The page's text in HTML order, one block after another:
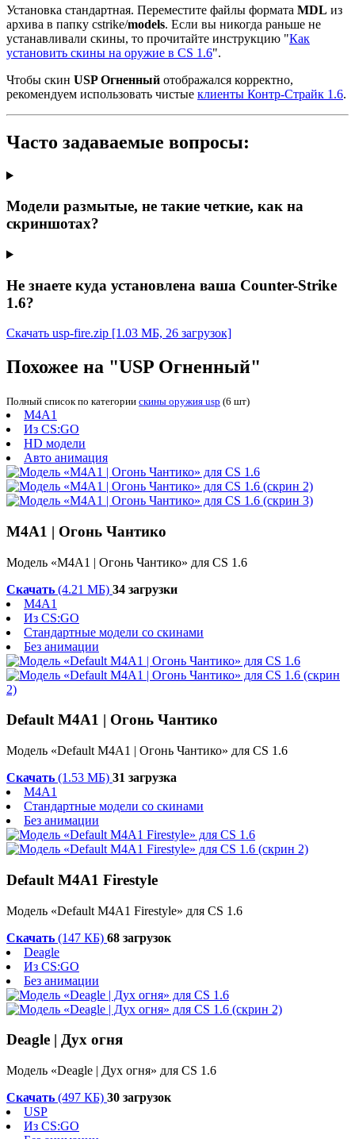
Установка стандартная. Переместите файлы формата MDL из
архива в папку cstrike/models. Если вы никогда раньше не
устанавливали скины, то прочитайте инструкцию "Как
установить скины на оружие в CS 1.6".
Чтобы скин USP Огненный отображался корректно,
рекомендуем использовать чистые клиенты Контр-Страйк 1.6.
Часто задаваемые вопросы:
Модели размытые, не такие четкие, как на
скриншотах?
Не знаете куда установлена ваша Counter-Strike
1.6?
Скачать usp-fire.zip [1.03 МБ, 26 загрузок]
Похожее на "USP Огненный"
Полный список по категории скины оружия usp (6 шт)
M4A1
Из CS:GO
HD модели
Авто анимация
M4A1 | Огонь Чантико
Модель «M4A1 | Огонь Чантико» для CS 1.6
Скачать (4.21 МБ) 34 загрузки
M4A1
Из CS:GO
Стандартные модели со скинами
Без анимации
Default M4A1 | Огонь Чантико
Модель «Default M4A1 | Огонь Чантико» для CS 1.6
Скачать (1.53 МБ) 31 загрузка
M4A1
Стандартные модели со скинами
Без анимации
Default M4A1 Firestyle
Модель «Default M4A1 Firestyle» для CS 1.6
Скачать (147 КБ) 68 загрузок
Deagle
Из CS:GO
Без анимации
Deagle | Дух огня
Модель «Deagle | Дух огня» для CS 1.6
Скачать (497 КБ) 30 загрузок
USP
Из CS:GO